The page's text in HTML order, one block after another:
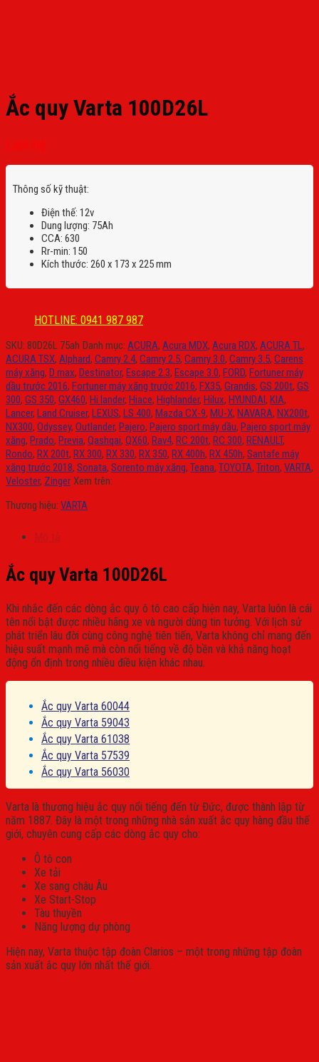
Ắc quy Varta 100D26L
Liên hệ
Thông số kỹ thuật:
Điện thế: 12v
Dung lượng: 75Ah
CCA: 630
Rr-min: 150
Kích thước: 260 x 173 x 225 mm
HOTLINE: 0941 987 987
SKU: 80D26L 75ah Danh mục: ACURA, Acura MDX, Acura RDX, ACURA TL,
ACURA TSX, Alphard, Camry 2.4, Camry 2.5, Camry 3.0, Camry 3.5, Carens
máy xăng, D max, Destinator, Escape 2.3, Escape 3.0, FORD, Fortuner máy
dầu trước 2016, Fortuner máy xăng trước 2016, FX35, Grandis, GS 200t, GS
300, GS 350, GX460, Hi lander, Hiace, Highlander, Hilux, HYUNDAI, KIA,
Lancer, Land Cruiser, LEXUS, LS 400, Mazda CX-9, MU-X, NAVARA, NX200t,
NX300, Odyssey, Outlander, Pajero, Pajero sport máy dầu, Pajero sport máy
xăng, Prado, Previa, Qashqai, QX60, Rav4, RC 200t, RC 300, RENAULT,
Rondo, RX 200t, RX 300, RX 330, RX 350, RX 400h, RX 450h, Santafe máy
xăng trước 2018, Sonata, Sorento máy xăng, Teana, TOYOTA, Triton, VARTA,
Veloster, Zinger Xem trên:
Thương hiệu: VARTA
Mô tả
Ắc quy Varta 100D26L
Khi nhắc đến các dòng ắc quy ô tô cao cấp hiện nay, Varta luôn là cái
tên nổi bật được nhiều hãng xe và người dùng tin tưởng. Với lịch sử
phát triển lâu đời cùng công nghệ tiên tiến, Varta không chỉ mang đến
hiệu suất mạnh mẽ mà còn nổi tiếng về độ bền và khả năng hoạt
động ổn định trong nhiều điều kiện khác nhau.
Ắc quy Varta 60044
Ắc quy Varta 59043
Ắc quy Varta 61038
Ắc quy Varta 57539
Ắc quy Varta 56030
Varta là thương hiệu ắc quy nổi tiếng đến từ Đức, được thành lập từ
năm 1887. Đây là một trong những nhà sản xuất ắc quy hàng đầu thế
giới, chuyên cung cấp các dòng ắc quy cho:
Ô tô con
Xe tải
Xe sang châu Âu
Xe Start-Stop
Tàu thuyền
Năng lượng dự phòng
Hiện nay, Varta thuộc tập đoàn Clarios – một trong những tập đoàn
sản xuất ắc quy lớn nhất thế giới.